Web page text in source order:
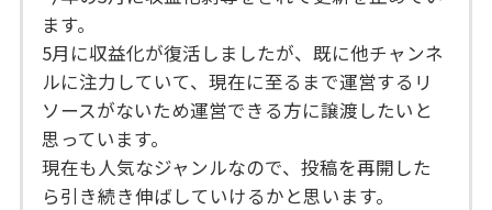
ます。
5月に収益化が復活しましたが、既に他チャンネ
ルに注力していて、現在に至るまで運営するリ
ソースがないため運営できる方に譲渡したいと
思っています。
現在も人気なジャンルなので、投稿を再開した
ら引き続き伸ばしていけるかと思います。